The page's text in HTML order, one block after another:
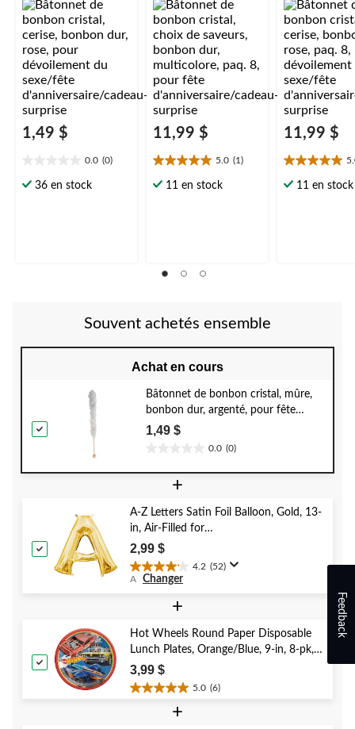
dévoilement du
sexe/fête
d'anniversaire/cadeau
-surprise
1,49 $
0.0 (0)
étoile(s)
36 en stock
multicolore, paq. 8,
pour fête
d'anniversaire/cadeau
-surprise
11,99 $
5.0 (1)
5.0
étoile(s)
11 en stock
dévoilement
sexe/fête
-surprise
11,99 $
5.0
étoile(s)
11 en stock
Souvent achetés ensemble
Achat en cours
Bâtonnet de bonbon cristal, mûre,
bonbon dur, argenté, pour fête
d'anniversaire/cadeau-surprise
1,49 $
0.0 (0)
étoile(s)
+
A-Z Letters Satin Foil Balloon, Gold, 13-
in, Air-Filled for
Birthday/Graduation/Baby
Shower/Wedding
2,99 $
4.2 (52)
4.2
étoile(s)
52
évaluations
A Changer
+
Hot Wheels Round Paper Disposable
Lunch Plates, Orange/Blue, 9-in, 8-pk,
for Birthday Party
3,99 $
5.0 (6)
5.0
+
Feedback